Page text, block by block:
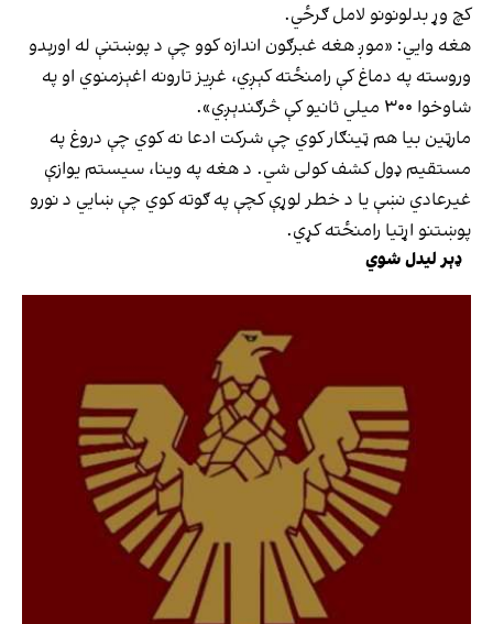
کچ وړ بدلونونو لامل ګرځي.
هغه وایي: «موږ هغه غبرګون اندازه کوو چې د پوښتنې له اورېدو
وروسته په دماغ کې رامنځته کېږي، غږیز تارونه اغېزمنوي او په
شاوخوا ۳۰۰ میلي ثانیو کې څرګندېږي».
مارټین بیا هم ټینګار کوي چې شرکت ادعا نه کوي چې دروغ په
مستقیم ډول کشف کولی شي. د هغه په وینا، سیستم یوازې
غیرعادي نښې یا د خطر لوړې کچې په ګوته کوي چې ښایي د نورو
پوښتنو اړتیا رامنځته کړي.
ډېر لیدل شوي